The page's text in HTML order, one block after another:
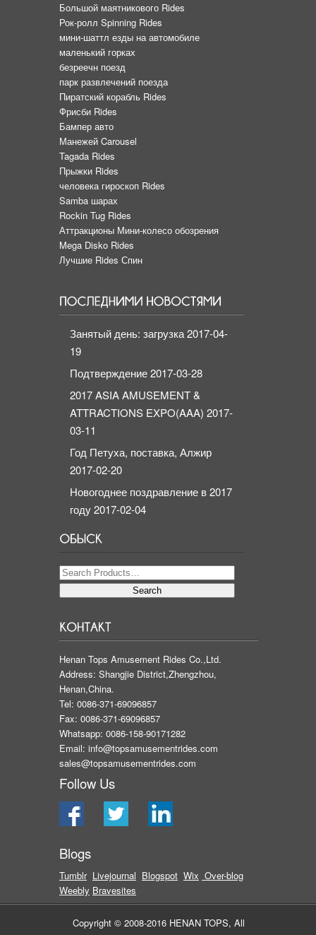
Большой маятникового Rides
Рок-ролл Spinning Rides
мини-шаттл езды на автомобиле
маленький горках
безреечн поезд
парк развлечений поезда
Пиратский корабль Rides
Фрисби Rides
Бампер авто
Манежей Carousel
Tagada Rides
Прыжки Rides
человека гироскоп Rides
Samba шарах
Rockin Tug Rides
Аттракционы Мини-колесо обозрения
Mega Disko Rides
Лучшие Rides Спин
Занятый день: загрузка2017-04-
19
Подтверждение2017-03-28
2017 ASIA AMUSEMENT &
ATTRACTIONS EXPO(AAA) 2017-
03-11
Год Петуха, поставка, Алжир
2017-02-20
Новогоднее поздравление в 2017
году2017-02-04
Henan Tops Amusement Rides Co.,Ltd.
Address: Shangjie District,Zhengzhou,
Henan,China.
Tel: 0086-371-69096857
Fax: 0086-371-69096857
Whatsapp: 0086-158-90171282
Email: info@topsamusementrides.com
sales@topsamusementrides.com
Follow Us
Blogs
Tumblr Livejournal Blogspot Wix Over-blog
Weebly Bravesites
Copyright © 2008-2016 HENAN TOPS, All